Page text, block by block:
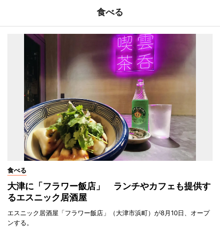
食べる
食べる
大津に「フラワー飯店」 ランチやカフェも提供す
るエスニック居酒屋
エスニック居酒屋「フラワー飯店」（大津市浜町）が8月10日、オープ
ンする。